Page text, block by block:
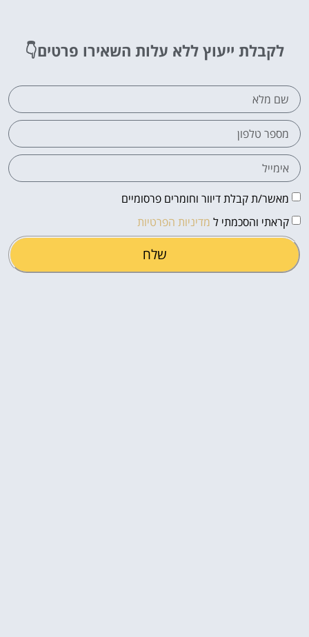
לקבלת ייעוץ ללא עלות השאירו פרטים👇
מאשר/ת קבלת דיוור וחומרים פרסומיים
קראתי והסכמתי ל מדיניות הפרטיות
שלח